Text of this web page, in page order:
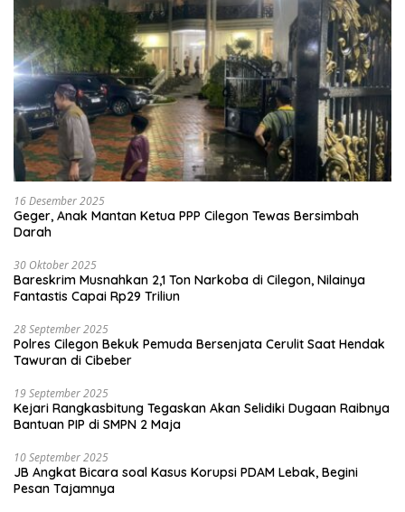
16 Desember 2025
Geger, Anak Mantan Ketua PPP Cilegon Tewas Bersimbah
Darah
30 Oktober 2025
Bareskrim Musnahkan 2,1 Ton Narkoba di Cilegon, Nilainya
Fantastis Capai Rp29 Triliun
28 September 2025
Polres Cilegon Bekuk Pemuda Bersenjata Cerulit Saat Hendak
Tawuran di Cibeber
19 September 2025
Kejari Rangkasbitung Tegaskan Akan Selidiki Dugaan Raibnya
Bantuan PIP di SMPN 2 Maja
10 September 2025
JB Angkat Bicara soal Kasus Korupsi PDAM Lebak, Begini
Pesan Tajamnya